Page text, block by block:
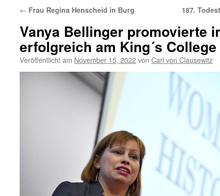
← Frau Regina Henscheid in Burg 187.
Vanya Bellinger promovierte
erfolgreich am King´s
Veröffentlicht am November 15, 2022von Carl von Clausewitz